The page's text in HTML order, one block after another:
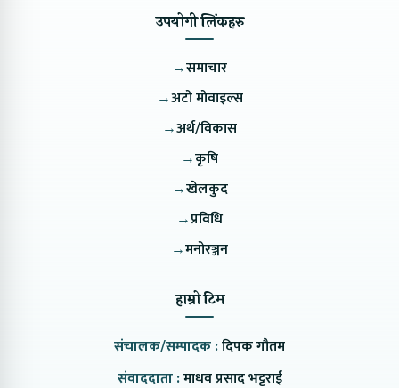
उपयोगी लिंकहरु
→समाचार
→अटो मोवाइल्स
→अर्थ/विकास
→कृषि
→खेलकुद
→प्रविधि
→मनोरञ्जन
हाम्रो टिम
संचालक/सम्पादक :दिपक गौतम
संवाददाता :माधव प्रसाद भट्टराई